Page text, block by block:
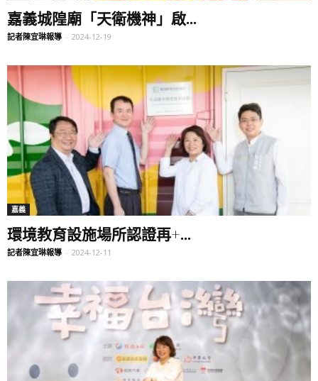
嘉義城隍廟「天衛機神」啟...
記者陳宜琳報導 - 2024-12-19
嘉義
環境教育設施場所認證再+...
記者陳宜琳報導 - 2024-12-11